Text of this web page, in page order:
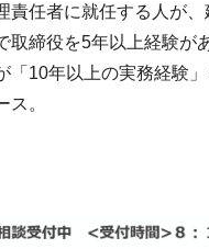
責任者に就任する人が
取締役を5年以上経験が
「10年以上の実務経験
ス。